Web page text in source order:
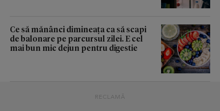
Ce să mănânci dimineața ca să scapi
de balonare pe parcursul zilei. E cel
mai bun mic dejun pentru digestie
RECLAMĂ